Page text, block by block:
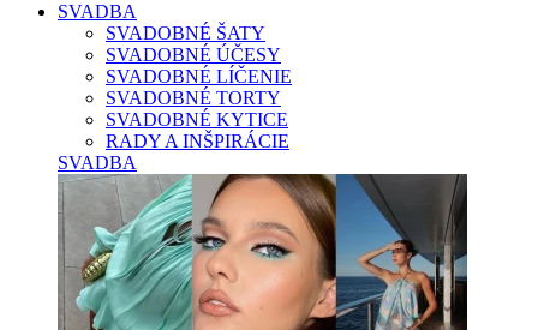
SVADBA
SVADOBNÉ ŠATY
SVADOBNÉ ÚČESY
SVADOBNÉ LÍČENIE
SVADOBNÉ TORTY
SVADOBNÉ KYTICE
RADY A INŠPIRÁCIE
SVADBA